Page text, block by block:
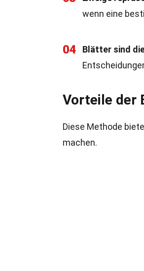
wenn eine
04 Blätter sind
Vorteile der
Diese Methode
machen.